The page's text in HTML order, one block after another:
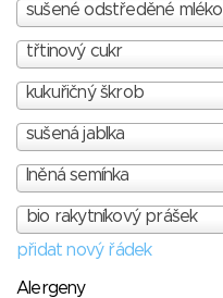
sušené odstředěné mléko
třtinový cukr
kukuřičný škrob
sušená jablka
lněná semínka
bio rakytníkový prášek
přidat nový řádek
Alergeny